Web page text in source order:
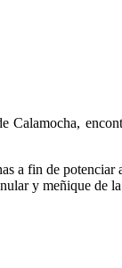
a fin de
y meñique de